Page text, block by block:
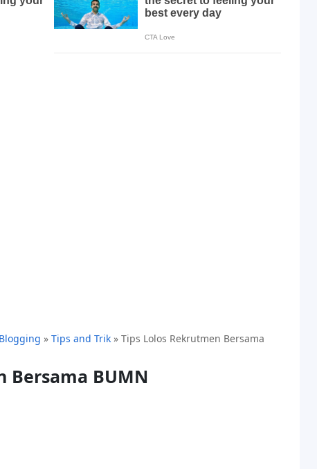
Blogging » Tips and Trik » Tips Lolos Rekrutmen Bersama
Bersama BUMN